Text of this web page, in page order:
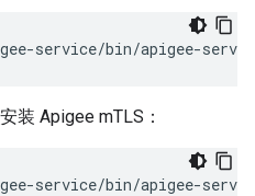
service/bin/apigee-
装 Apigee mTLS：
service/bin/apigee-